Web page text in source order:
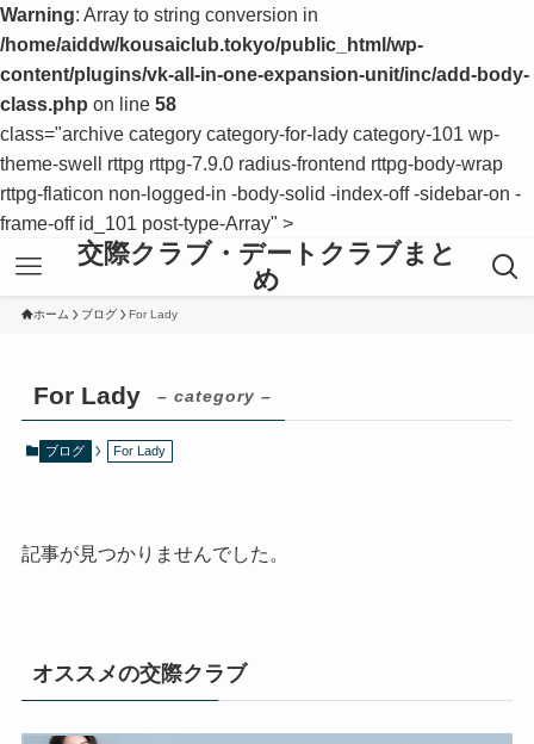
Warning: Array to string conversion in
/home/aiddw/kousaiclub.tokyo/public_html/wp-
content/plugins/vk-all-in-one-expansion-unit/inc/add-body-
class.php on line 58
class="archive category category-for-lady category-101 wp-
theme-swell rttpg rttpg-7.9.0 radius-frontend rttpg-body-wrap
rttpg-flaticon non-logged-in -body-solid -index-off -sidebar-on -
frame-off id_101 post-type-Array" >
交際クラブ・デートクラブまと
め
ホーム ブログ For Lady
For Lady – category –
ブログ For Lady
記事が見つかりませんでした。
オススメの交際クラブ